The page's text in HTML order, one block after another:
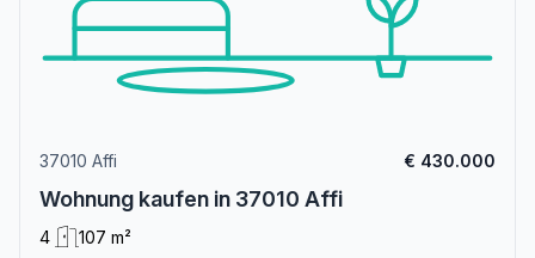
37010 Affi € 430.000
Wohnung kaufen in 37010 Affi
4
107 m²